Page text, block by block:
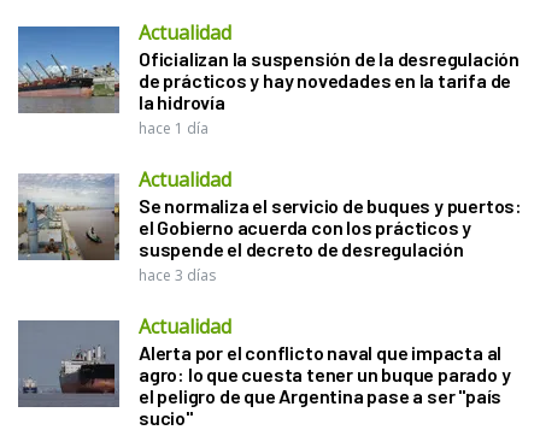
Actualidad
Oficializan la suspensión de la desregulación
de prácticos y hay novedades en la tarifa de
la hidrovía
hace 1 día
Actualidad
Se normaliza el servicio de buques y puertos:
el Gobierno acuerda con los prácticos y
suspende el decreto de desregulación
hace 3 días
Actualidad
Alerta por el conflicto naval que impacta al
agro: lo que cuesta tener un buque parado y
el peligro de que Argentina pase a ser "país
sucio"